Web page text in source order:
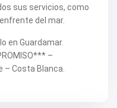
sus servicios, como
del mar.
en Guardamar.
–
– Costa Blanca.